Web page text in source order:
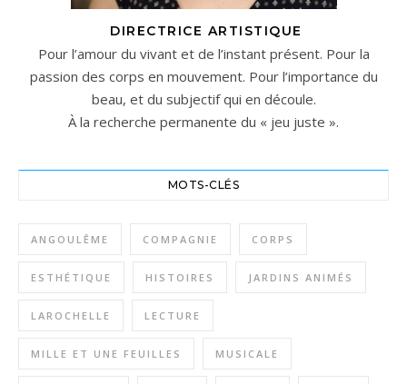
DIRECTRICE ARTISTIQUE
Pour l’amour du vivant et de l’instant présent. Pour la
passion des corps en mouvement. Pour l’importance du
beau, et du subjectif qui en découle.
À la recherche permanente du « jeu juste ».
MOTS-CLÉS
ANGOULÊME COMPAGNIE CORPS
ESTHÉTIQUE HISTOIRES JARDINS ANIMÉS
LAROCHELLE LECTURE
MILLE ET UNE FEUILLES MUSICALE